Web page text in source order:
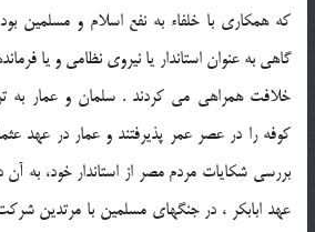
كه همكاري با خلفاء به نفع اسلام و مسلمين
گاهي به عنوان استاندار يا نيروي نظامي و يا
خلافت همراهي مي كردند . سلمان و عمار به
كوفه را در عصر عمر پذيرفتند و عمار در عهد
بررسي شكايات مردم مصر از استاندار خود، به آن
عهد ابابكر ، در جنگهاي مسلمين با مرتدين